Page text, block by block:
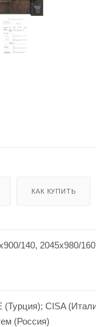
КАК КУПИТЬ
140, 2045х980/160
(Турция); CISA
(Россия)